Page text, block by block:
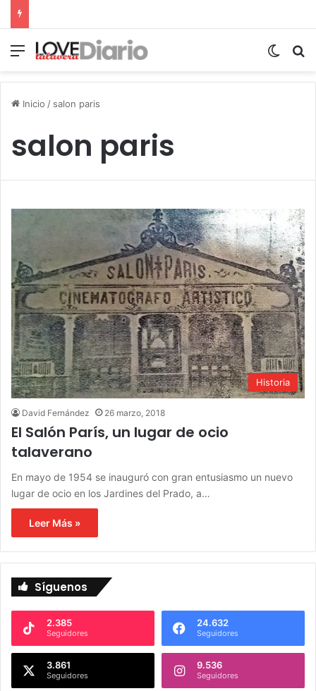
Menú
Inicio / salon paris
salon paris
Historia
David Fernández 26 marzo, 2018
El Salón París, un lugar de ocio
talaverano
En mayo de 1954 se inauguró con gran entusiasmo un nuevo
lugar de ocio en los Jardines del Prado, a…
Leer Más »
Síguenos
2.385
Seguidores
24.632
Seguidores
3.861
Seguidores
9.536
Seguidores